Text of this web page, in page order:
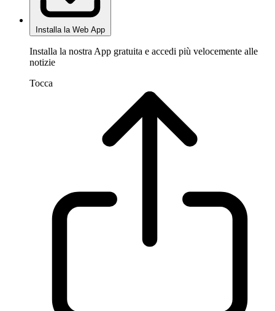
Installa la Web App
Installa la nostra App gratuita e accedi più velocemente alle
notizie
Tocca